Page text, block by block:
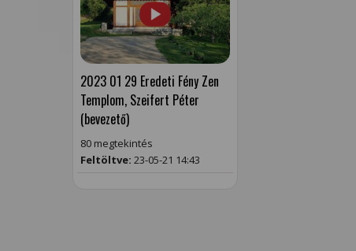
2023 01 29 Eredeti Fény Zen
Templom, Szeifert Péter
(bevezető)
80 megtekintés
Feltöltve: 23-05-21 14:43